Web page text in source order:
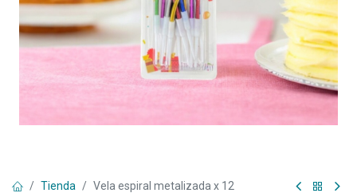
Tienda Vela espiral metalizada x 12